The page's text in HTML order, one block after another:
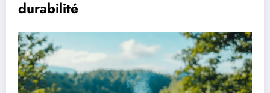
durabilité